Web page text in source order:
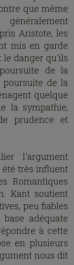
que même
Aristote, les
mis en garde
le danger qu'ils
de la
poursuite de la
quelque
la sympathie,
prudence et
l'argument
très influent
Romantiques
Kant soutient
peu fiables
adéquate
à cette
en plusieurs
nous dit